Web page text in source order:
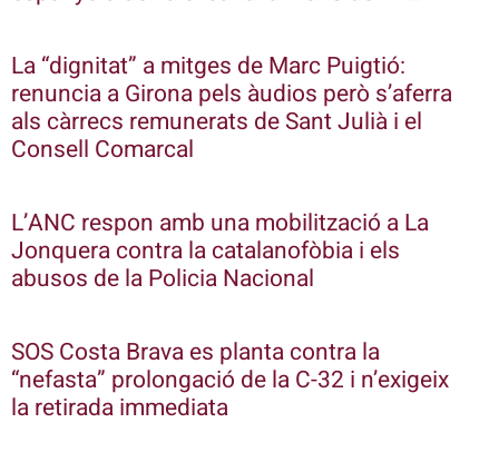
La “dignitat” a mitges de Marc Puigtió:
renuncia a Girona pels àudios però s’aferra
als càrrecs remunerats de Sant Julià i el
Consell Comarcal
L’ANC respon amb una mobilització a La
Jonquera contra la catalanofòbia i els
abusos de la Policia Nacional
SOS Costa Brava es planta contra la
“nefasta” prolongació de la C-32 i n’exigeix
la retirada immediata